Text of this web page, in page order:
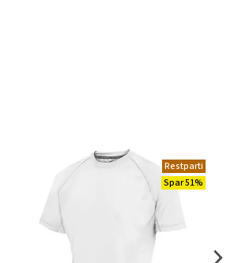
Restparti
Spar 51%